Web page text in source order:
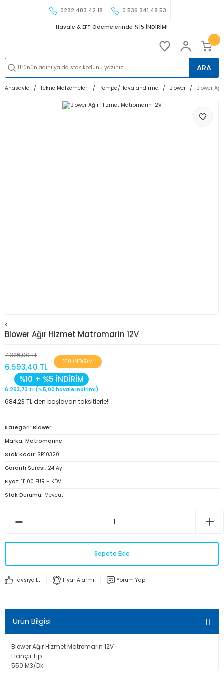
0232 483 42 18 0 536 341 48 53
Havale & EFT Ödemelerinde %15 İNDİRİM!
ARA
Anasayfa Tekne Malzemeleri Pompa/Havalandırma Blower Blower
<
Blower Ağır Hizmet Matromarin 12V
7.326,00 TL
6.593,40 TL
%10 İNDİRİM
%10 + %5 İNDİRİM
6.263,73 TL (%5,00 havale indirimi)
684,23 TL den başlayan taksitlerle!!
Kategori Blower
Marka Matromarine
Stok Kodu SR10320
Garanti Süresi 24 Ay
Fiyat 111,00 EUR + KDV
Stok Durumu Mevcut
Sepete Ekle
Tavsiye Et Fiyar Alarmı Yorum Yap
Ürün Bilgisi
Blower Ağır Hizmet Matromarin 12V
Flançlı Tip
550 M3/Dk